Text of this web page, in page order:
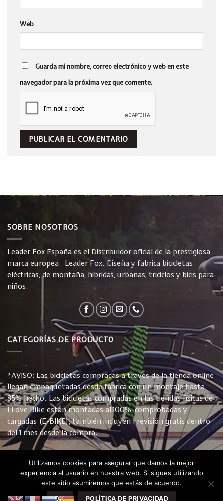
Web
Guarda mi nombre, correo electrónico y web en este
navegador para la próxima vez que comente.
SOBRE NOSOTROS
Leader Fox España es el Distribuidor oficial de la prestigiosa
marca europea Leader Fox. Diseña y fabrica bicicletas
eléctricas, de montaña, híbridas, urbanas, triciclos y bicis para
niños.
CATEGORÍAS DE PRODUCTO
*AVISO: Las bicicletas compradas a través de la tienda online
llegan empaquetadas desde fabrica con un montaje hasta
85% hecho. Las bicicletas compradas en las tiendas físicas de
I Love Bike están montadas al 100%, comprobadas y
cargadas (E-BIKE), también incluyen 1 revisión gratis dentro
del 1 mes desde la compra.
INICIO TIENDA CONTACTO
PREGUNTAS FRECUENTES
POLÍTICA DE PRIVACIDAD Y COOKIES
CONDICIONES DE VENTA
Utilizamos cookies para asegurar que damos la mejor
experiencia al usuario en nuestra web. Si sigues utilizando
este sitio asumiremos que estás de acuerdo.
OK POLÍTICA DE PRIVACIDAD